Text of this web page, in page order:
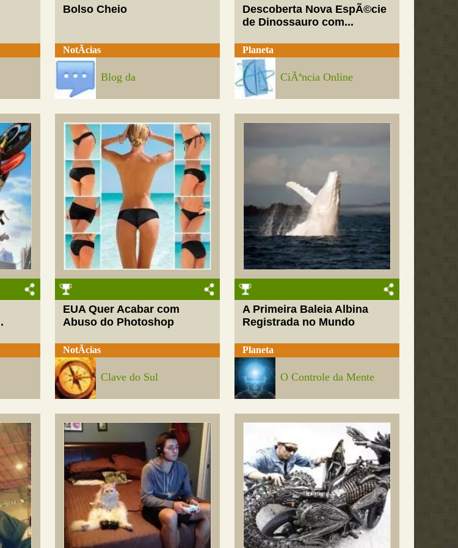
Bolso Cheio
NotÃ­cias
Blog da
Descoberta Nova EspÃ©cie
de Dinossauro com...
Planeta
CiÃªncia Online
EUA Quer Acabar com
Abuso do Photoshop
NotÃ­cias
Clave do Sul
A Primeira Baleia Albina
Registrada no Mundo
Planeta
O Controle da Mente